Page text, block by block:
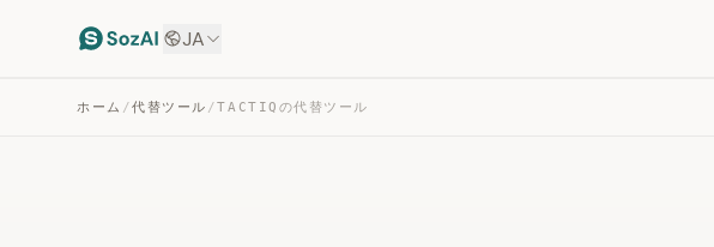
JA
ホーム /代替ツール /TACTIQの代替ツール